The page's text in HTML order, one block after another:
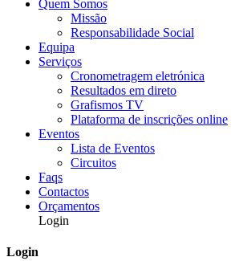
Quem Somos
Missão
Responsabilidade Social
Equipa
Serviços
Cronometragem eletrónica
Resultados em direto
Grafismos TV
Plataforma de inscrições online
Eventos
Lista de Eventos
Circuitos
Faqs
Contactos
Orçamentos
Login
Login